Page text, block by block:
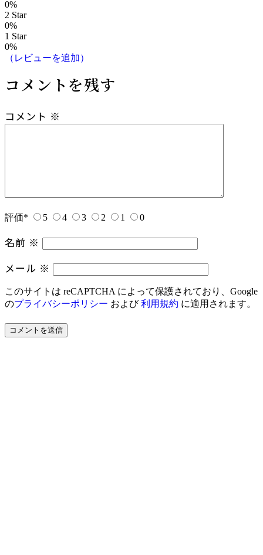
ー
シ
ョ
ン
0%
2 Star
0%
1 Star
0%
（レビューを追加）
コメントを残す
コメント ※
評価* 5 4 3 2 1 0
名前 ※
メール ※
このサイトは reCAPTCHA によって保護されており、Google
のプライバシーポリシー および利用規約 に適用されます。